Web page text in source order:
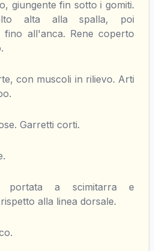
giungente fin sotto i gomiti.
alta alla spalla, poi
fino all'anca. Rene coperto
con muscoli in rilievo. Arti
Garretti corti.
portata a scimitarra e
alla linea dorsale.